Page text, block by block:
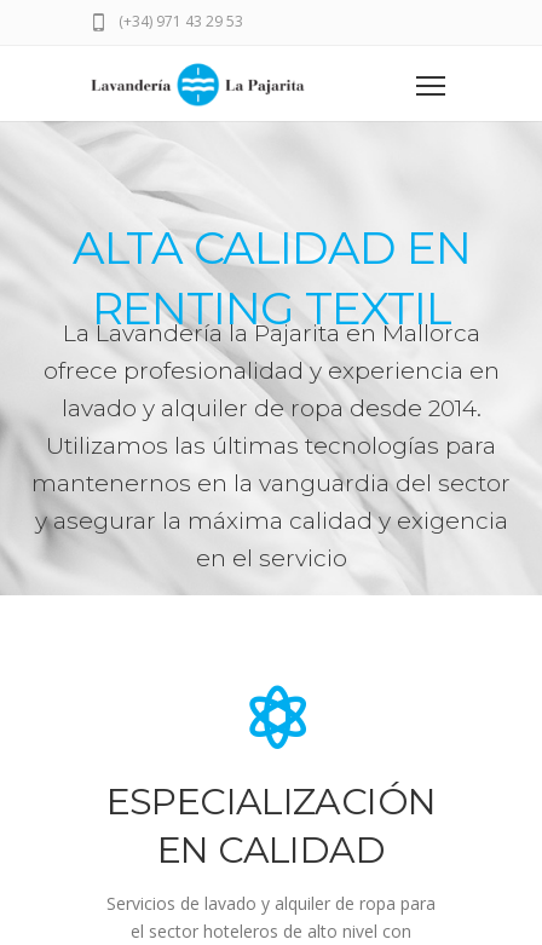
(+34) 971 43 29 53
ALTA CALIDAD EN
RENTING TEXTIL
La Lavandería la Pajarita en Mallorca
ofrece profesionalidad y experiencia en
lavado y alquiler de ropa desde 2014.
Utilizamos las últimas tecnologías para
mantenernos en la vanguardia del sector
y asegurar la máxima calidad y exigencia
en el servicio
ESPECIALIZACIÓN
EN CALIDAD
Servicios de lavado y alquiler de ropa para
el sector hoteleros de alto nivel con